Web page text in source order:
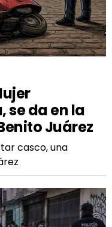
da en la
Juárez
casco, una